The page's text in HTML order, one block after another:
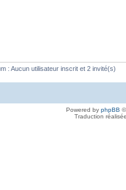
: Aucun utilisateur inscrit et 2 invité(s)
Powered by phpBB
Traduction